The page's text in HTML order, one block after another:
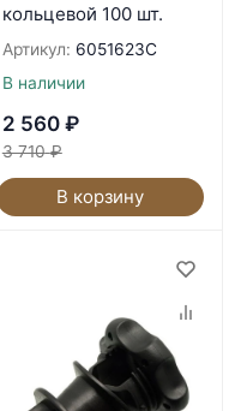
кольцевой 100 шт.
Артикул: 6051623C
В наличии
2 560 ₽
3 710 ₽
В корзину